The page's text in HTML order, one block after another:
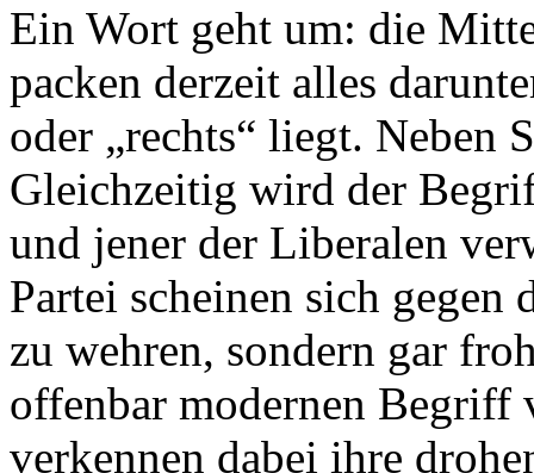
Ein Wort geht um: die
packen derzeit alles
oder „rechts“ liegt. Neben
Gleichzeitig wird der
und jener der Liberalen
Partei scheinen sich
zu wehren, sondern gar
offenbar modernen Begriff
verkennen dabei ihre